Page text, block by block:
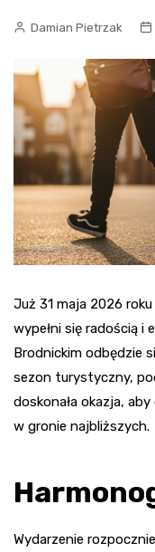
Damian Pietrzak
Już 31 maja 2026
wypełni się radością i
Brodnickim odbędzie
sezon turystyczny,
doskonała okazja,
w gronie najbliższych.
Wydarzenie